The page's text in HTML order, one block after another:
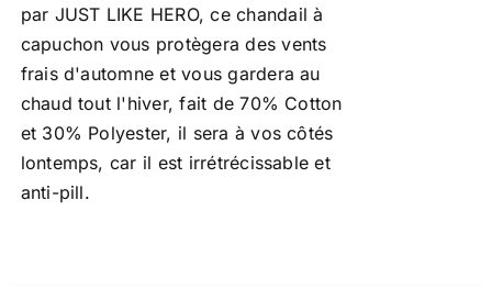
par JUST LIKE HERO, ce chandail à
capuchon vous protègera des vents
frais d'automne et vous gardera au
chaud tout l'hiver, fait de 70% Cotton
et 30% Polyester, il sera à vos côtés
lontemps, car il est irrétrécissable et
anti-pill.